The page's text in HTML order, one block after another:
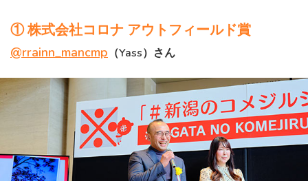
① 株式会社コロナ アウトフィールド賞
@rrainn_mancmp （Yass）さん